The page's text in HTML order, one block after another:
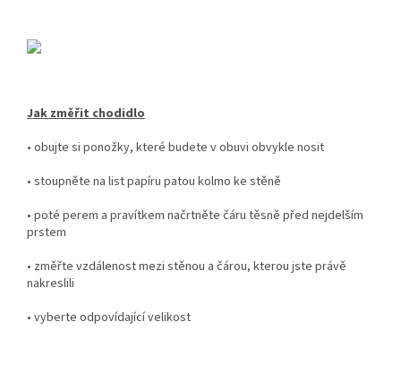
Jak změřit chodidlo
• obujte si ponožky, které budete v obuvi obvykle nosit
• stoupněte na list papíru patou kolmo ke stěně
• poté perem a pravítkem načrtněte čáru těsně před nejdelším
prstem
• změřte vzdálenost mezi stěnou a čárou, kterou jste právě
nakreslili
• vyberte odpovídající velikost